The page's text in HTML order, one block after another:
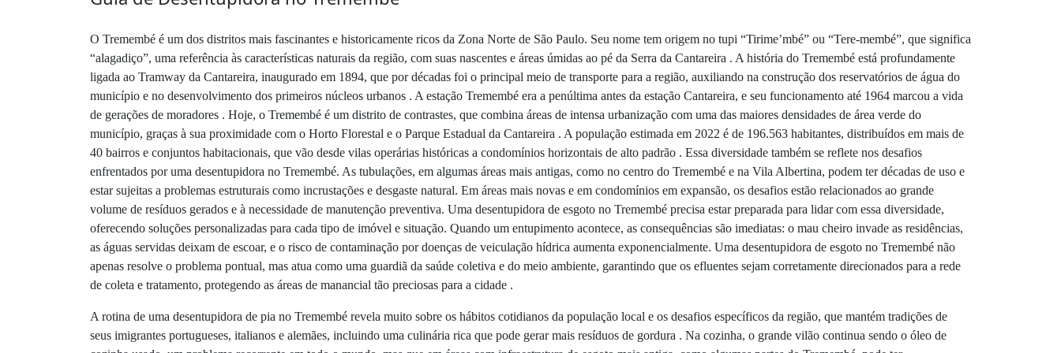
O Tremembé é um dos distritos mais fascinantes e historicamente ricos da Zona Norte de São Paulo. Seu nome tem origem no tupi “Tirime’mbé” ou “Tere-membé”, que significa
“alagadiço”, uma referência às características naturais da região, com suas nascentes e áreas úmidas ao pé da Serra da Cantareira . A história do Tremembé está profundamente
ligada ao Tramway da Cantareira, inaugurado em 1894, que por décadas foi o principal meio de transporte para a região, auxiliando na construção dos reservatórios de água do
município e no desenvolvimento dos primeiros núcleos urbanos . A estação Tremembé era a penúltima antes da estação Cantareira, e seu funcionamento até 1964 marcou a vida
de gerações de moradores . Hoje, o Tremembé é um distrito de contrastes, que combina áreas de intensa urbanização com uma das maiores densidades de área verde do
município, graças à sua proximidade com o Horto Florestal e o Parque Estadual da Cantareira . A população estimada em 2022 é de 196.563 habitantes, distribuídos em mais de
40 bairros e conjuntos habitacionais, que vão desde vilas operárias históricas a condomínios horizontais de alto padrão . Essa diversidade também se reflete nos desafios
enfrentados por uma desentupidora no Tremembé. As tubulações, em algumas áreas mais antigas, como no centro do Tremembé e na Vila Albertina, podem ter décadas de uso e
estar sujeitas a problemas estruturais como incrustações e desgaste natural. Em áreas mais novas e em condomínios em expansão, os desafios estão relacionados ao grande
volume de resíduos gerados e à necessidade de manutenção preventiva. Uma desentupidora de esgoto no Tremembé precisa estar preparada para lidar com essa diversidade,
oferecendo soluções personalizadas para cada tipo de imóvel e situação. Quando um entupimento acontece, as consequências são imediatas: o mau cheiro invade as residências,
as águas servidas deixam de escoar, e o risco de contaminação por doenças de veiculação hídrica aumenta exponencialmente. Uma desentupidora de esgoto no Tremembé não
apenas resolve o problema pontual, mas atua como uma guardiã da saúde coletiva e do meio ambiente, garantindo que os efluentes sejam corretamente direcionados para a rede
de coleta e tratamento, protegendo as áreas de manancial tão preciosas para a cidade .
A rotina de uma desentupidora de pia no Tremembé revela muito sobre os hábitos cotidianos da população local e os desafios específicos da região, que mantém tradições de
seus imigrantes portugueses, italianos e alemães, incluindo uma culinária rica que pode gerar mais resíduos de gordura . Na cozinha, o grande vilão continua sendo o óleo de